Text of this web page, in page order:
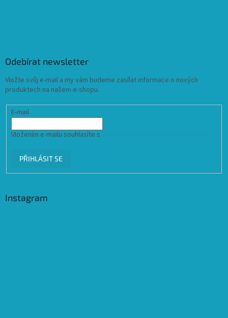
Odebírat newsletter
Vložte svůj e-mail a my vám budeme zasílat informace o nových
produktech na našem e-shopu.
E-mail
Vložením e-mailu souhlasíte s
PŘIHLÁSIT SE
Instagram